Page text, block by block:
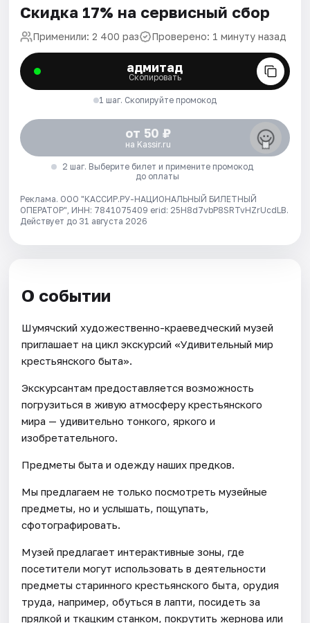
Скидка 17% на сервисный сбор
Применили: 2 400 раз Проверено: 1 минуту назад
адмитад
Скопировать
1 шаг. Скопируйте промокод
от 50 ₽
на Kassir.ru
2 шаг. Выберите билет и примените промокод
до оплаты
Реклама. ООО "КАССИР.РУ-НАЦИОНАЛЬНЫЙ БИЛЕТНЫЙ
ОПЕРАТОР", ИНН: 7841075409 erid: 25H8d7vbP8SRTvHZrUcdLB.
Действует до 31 августа 2026
О событии
Шумячский художественно-краеведческий музей
приглашает на цикл экскурсий «Удивительный мир
крестьянского быта».
Экскурсантам предоставляется возможность
погрузиться в живую атмосферу крестьянского
мира — удивительно тонкого, яркого и
изобретательного.
Предметы быта и одежду наших предков.
Мы предлагаем не только посмотреть музейные
предметы, но и услышать, пощупать,
сфотографировать.
Музей предлагает интерактивные зоны, где
посетители могут использовать в деятельности
предметы старинного крестьянского быта, орудия
труда, например, обуться в лапти, посидеть за
прялкой и ткацким станком, покрутить жернова или